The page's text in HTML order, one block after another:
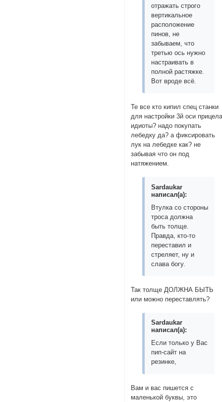
отражать строго
вертикальное
расположение
пинов, не
забываем, что
третью ось нужно
настраивать в
полной растяжке.
Вот вроде всё.
Те все кто кипил спец станки
для настройки 3й оси
идиоты? надо покупать
лебедку да? а фиксировать
лук на лебедке как? не
забывая что он под
натяжением.
Sardaukar
написал(а):
Втулка со стороны
троса должна
быть толще.
Правда, кто-то
переставил и
стреляет, ну и
слава богу.
Так толще ДОЛЖНА БЫТЬ
или можно переставлять?
Sardaukar
написал(а):
Если только у Вас
пип-сайт на
резинке,
Вам и вас пишется с
маленькой буквы, это